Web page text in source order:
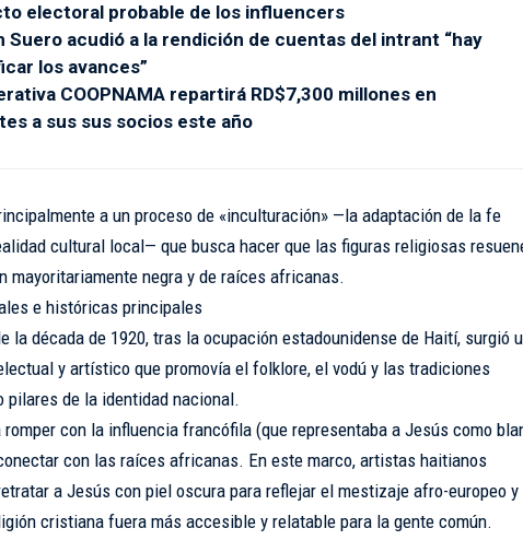
electoral probable de los influencers
Suero acudió a la rendición de cuentas del intrant “hay
los avances”
COOPNAMA repartirá RD$7,300 millones en
a sus sus socios este año
a un proceso de «inculturación» —la adaptación de la fe
cultural local— que busca hacer que las figuras religiosas
mayoritariamente negra y de raíces africanas.
e históricas principales
la década de 1920, tras la ocupación estadounidense de Haití, surgió
y artístico que promovía el folklore, el vodú y las tradiciones
pilares de la identidad nacional.
con la influencia francófila (que representaba a Jesús como
con las raíces africanas. En este marco, artistas haitianos
a Jesús con piel oscura para reflejar el mestizaje afro-europeo y
cristiana fuera más accesible y relatable para la gente común.